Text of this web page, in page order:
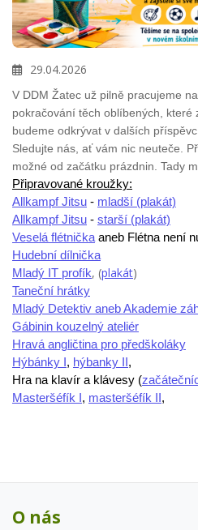
29.04.2026
V DDM Žatec už pilně pracujeme
pokračování těch oblíbených, které
budeme odkrývat v dalších
Sledujte nás, ať vám nic neuteče.
možné od začátku prázdnin. Tady
Připravované kroužky:
Allkampf Jitsu - mladší (plakát)
Allkampf Jitsu - starší (plakát)
Veselá flétničkaaneb Flétna není
Hudební dílnička
Mladý IT profík, (plakát)
Taneční hrátky
Mladý Detektiv aneb Akademie
Gábinin kouzelný ateliér
Hravá angličtina pro předškoláky
Hýbánky I , hýbanky II ,
Hra na klavír a klávesy (
Masteršéfík I , masteršéfík II ,
O nás